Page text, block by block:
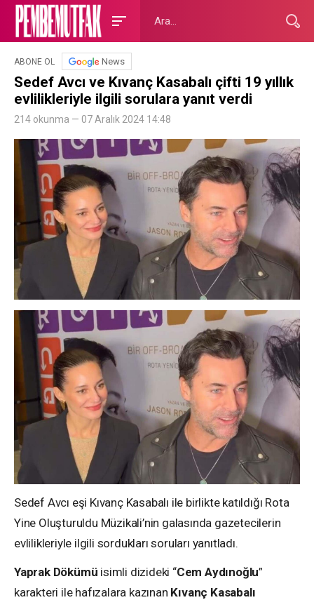
ABONE OL News
Sedef Avcı ve Kıvanç Kasabalı çifti 19 yıllık
evlilikleriyle ilgili sorulara yanıt verdi
214 okunma — 07 Aralık 2024 14:48
Sedef Avcı eşi Kıvanç Kasabalı ile birlikte katıldığı Rota
Yine Oluşturuldu Müzikali’nin galasında gazetecilerin
evlilikleriyle ilgili sordukları soruları yanıtladı.
Yaprak Dökümü isimli dizideki “Cem Aydınoğlu”
karakteri ile hafızalara kazınan Kıvanç Kasabalı